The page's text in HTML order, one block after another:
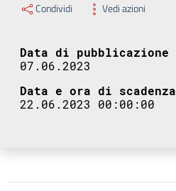
Condividi Vedi azioni
Data di pubblicazione
07.06.2023
Data e ora di scadenza
22.06.2023 00:00:00